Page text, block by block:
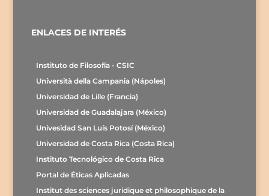
ENLACES DE INTERÉS
Instituto de Filosofía - CSIC
Università della Campania (Nápoles)
Universidad de Lille (Francia)
Universidad de Guadalajara (México)
Univesidad San Luís Potosí (México)
Universidad de Costa Rica (Costa Rica)
Instituto Tecnológico de Costa Rica
Portal de Éticas Aplicadas
Institut des sciences juridique et philosophique de la